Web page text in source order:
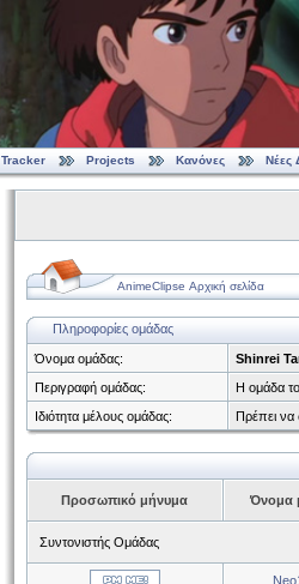
Tracker Projects Κανόνες Νέες
AnimeClipse Αρχική σελίδα
Πληροφορίες ομάδας
Όνομα ομάδας:
Shinrei
Περιγραφή ομάδας:
Η ομάδα
Ιδιότητα μέλους ομάδας:
Πρέπει να
Προσωπικό μήνυμα Όνομα
Συντονιστής Ομάδας